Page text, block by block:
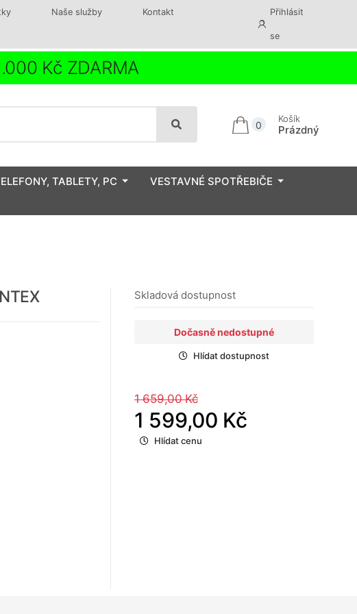
Naše služby Kontakt Přihlásit
se
Kč ZDARMA
0
Košík
Prázdný
TABLETY, PC
VESTAVNÉ SPOTŘEBIČE
Skladová dostupnost
Dočasně nedostupné
Hlídat dostupnost
1 659,00 Kč
1 599,00 Kč
Hlídat cenu